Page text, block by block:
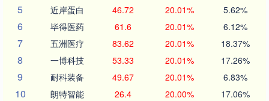
5 近岸蛋白 46.72 20.01% 5.62%
6 毕得医药 61.6 20.01% 6.12%
7 五洲医疗 83.62 20.01% 18.37%
8 一博科技 53.33 20.01% 17.26%
9 耐科装备 49.67 20.01% 6.83%
10 朗特智能 26.4 20.00% 17.06%